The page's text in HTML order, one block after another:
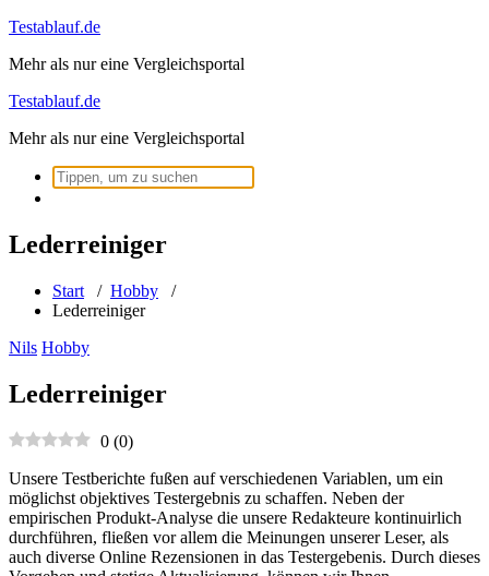
Zum
springen
Testablauf.de
Mehr als nur eine Vergleichsportal
Testablauf.de
Mehr als nur eine Vergleichsportal
Suchen
nach:
Lederreiniger
Start / Hobby /
Lederreiniger
Nils Hobby
Lederreiniger
0 (0)
Unsere Testberichte fußen auf verschiedenen Variablen, um ein
möglichst objektives Testergebnis zu schaffen. Neben der
empirischen Produkt-Analyse die unsere Redakteure kontinuirlich
durchführen, fließen vor allem die Meinungen unserer Leser, als
auch diverse Online Rezensionen in das Testergebenis. Durch dieses